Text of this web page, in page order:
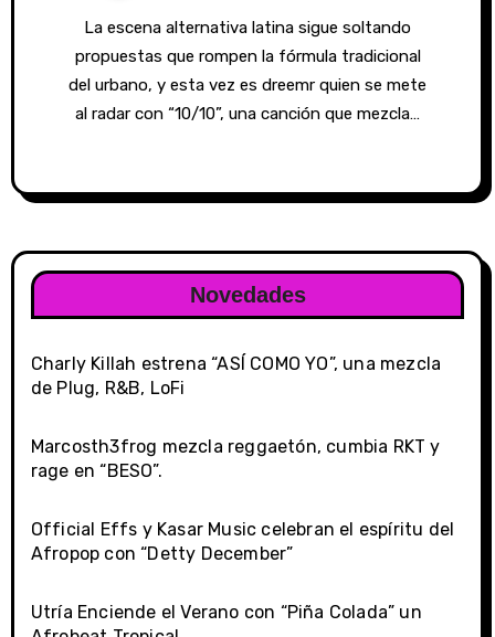
La escena alternativa latina sigue soltando
propuestas que rompen la fórmula tradicional
del urbano, y esta vez es dreemr quien se mete
al radar con “10/10”, una canción que mezcla…
Novedades
Charly Killah estrena “ASÍ COMO YO”, una mezcla
de Plug, R&B, LoFi
Marcosth3frog mezcla reggaetón, cumbia RKT y
rage en “BESO”.
Official Effs y Kasar Music celebran el espíritu del
Afropop con “Detty December”
Utría Enciende el Verano con “Piña Colada” un